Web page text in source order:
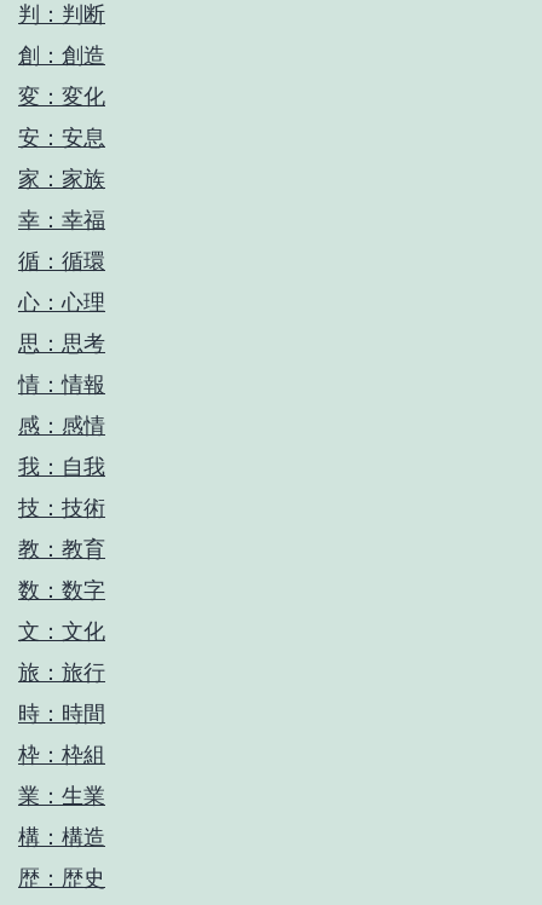
判：判断
創：創造
変：変化
安：安息
家：家族
幸：幸福
循：循環
心：心理
思：思考
情：情報
感：感情
我：自我
技：技術
教：教育
数：数字
文：文化
旅：旅行
時：時間
枠：枠組
業：生業
構：構造
歴：歴史